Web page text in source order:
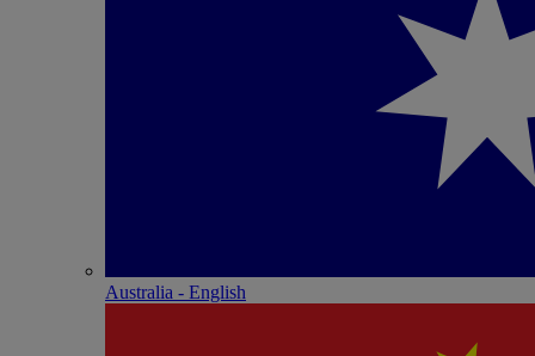
Australia - English